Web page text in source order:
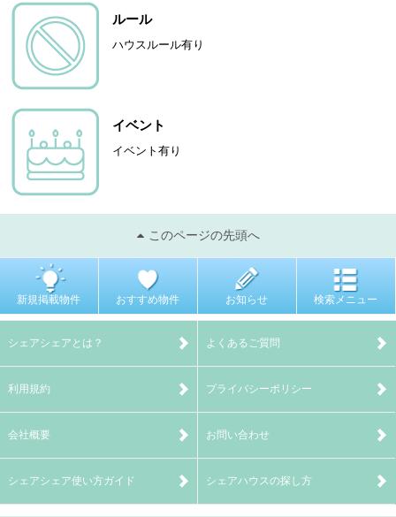
ルール
ハウスルール有り
イベント
イベント有り
このページの先頭へ
新規掲載物件 おすすめ物件 お知らせ 検索メニュー
シェアシェアとは？ よくあるご質問
利用規約 プライバシーポリシー
会社概要 お問い合わせ
シェアシェア使い方ガイド シェアハウスの探し方